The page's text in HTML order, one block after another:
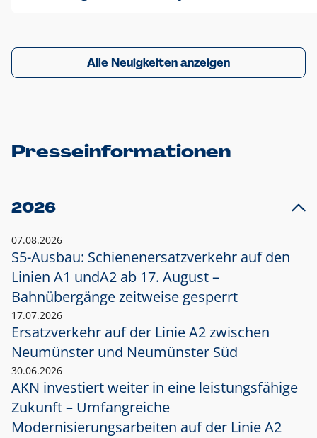
Alle Neuigkeiten anzeigen
Presseinformationen
2026
07.08.2026
S5-Ausbau: Schienenersatzverkehr auf den
Linien A1 undA2 ab 17. August –
Bahnübergänge zeitweise gesperrt
17.07.2026
Ersatzverkehr auf der Linie A2 zwischen
Neumünster und Neumünster Süd
30.06.2026
AKN investiert weiter in eine leistungsfähige
Zukunft – Umfangreiche
Modernisierungsarbeiten auf der Linie A2